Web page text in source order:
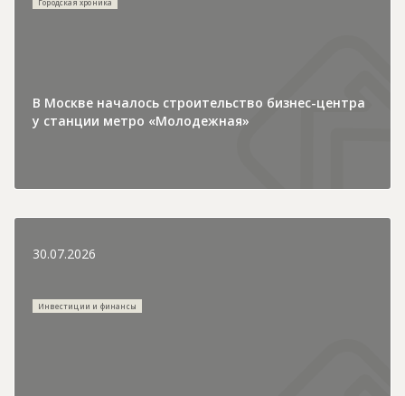
Городская хроника
В Москве началось строительство бизнес-центра
у станции метро «Молодежная»
30.07.2026
Инвестиции и финансы